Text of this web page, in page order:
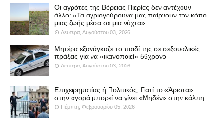
Οι αγρότες της Βόρειας Πιερίας δεν αντέχουν
άλλο: «Τα αγριογούρουνα μας παίρνουν τον κόπο
μιας ζωής μέσα σε μια νύχτα»
Δευτέρα, Αυγούστου 03, 2026
Μητέρα εξανάγκαζε το παιδί της σε σεξουαλικές
πράξεις για να «ικανοποιεί» 56χρονο
Δευτέρα, Αυγούστου 03, 2026
Επιχειρηματίας ή Πολιτικός; Γιατί το «Άριστα»
στην αγορά μπορεί να γίνει «Μηδέν» στην κάλπη
Πέμπτη, Φεβρουαρίου 05, 2026